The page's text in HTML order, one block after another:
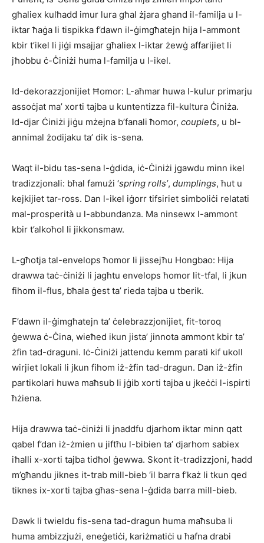
għaliex kulħadd imur lura għal żjara għand il-familja u l-
iktar ħaġa li tispikka f’dawn il-ġimgħatejn hija l-ammont
kbir t’ikel li jiġi msajjar għaliex l-iktar żewġ affarijiet li
jħobbu ċ-Ċiniżi huma l-familja u l-ikel.
Id-dekorazzjonijiet Ħomor: L-aħmar huwa l-kulur primarju
assoċjat ma’ xorti tajba u kuntentizza fil-kultura Ċiniża.
Id-djar Ċiniżi jiġu mżejna b’fanali ħomor, couplets, u bl-
annimal żodijaku ta’ dik is-sena.
Waqt il-bidu tas-sena l-ġdida, iċ-Ċiniżi jgawdu minn ikel
tradizzjonali: bħal famużi ‘spring rolls’, dumplings, ħut u
kejkijiet tar-ross. Dan l-ikel iġorr tifsiriet simboliċi relatati
mal-prosperità u l-abbundanza. Ma ninsewx l-ammont
kbir t’alkoħol li jikkonsmaw.
L-għotja tal-envelops ħomor li jissejħu Hongbao: Hija
drawwa taċ-ċiniżi li jagħtu envelops ħomor lit-tfal, li jkun
fihom il-flus, bħala ġest ta’ rieda tajba u tberik.
F’dawn il-ġimgħatejn ta’ ċelebrazzjonijiet, fit-toroq
ġewwa ċ-Ċina, wieħed ikun jista’ jinnota ammont kbir ta’
żfin tad-draguni. Iċ-Ċiniżi jattendu kemm parati kif ukoll
wirjiet lokali li jkun fihom iż-żfin tad-dragun. Dan iż-żfin
partikolari huwa maħsub li jġib xorti tajba u jkeċċi l-ispirti
ħżiena.
Hija drawwa taċ-ċiniżi li jnaddfu djarhom iktar minn qatt
qabel f’dan iż-żmien u jiftħu l-bibien ta’ djarhom sabiex
iħalli x-xorti tajba tidħol ġewwa. Skont it-tradizzjoni, ħadd
m’għandu jiknes it-trab mill-bieb ‘il barra f’każ li tkun qed
tiknes ix-xorti tajba għas-sena l-ġdida barra mill-bieb.
Dawk li twieldu fis-sena tad-dragun huma maħsuba li
huma ambizzjużi, eneġetiċi, kariżmatiċi u ħafna drabi